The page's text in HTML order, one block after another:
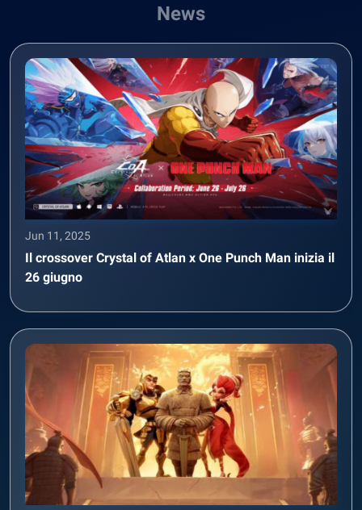
News
Jun 11, 2025
Il crossover Crystal of Atlan x One Punch Man inizia il
26 giugno